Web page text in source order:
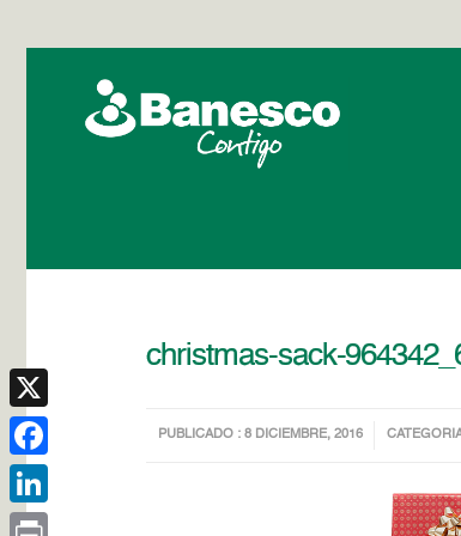
christmas-sack-
PUBLICADO : 8 DICIEMBRE, 2016
X
Facebook
LinkedIn